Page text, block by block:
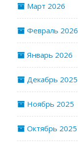
Март 2026
Февраль 2026
Январь 2026
Декабрь 2025
Ноябрь 2025
Октябрь 2025